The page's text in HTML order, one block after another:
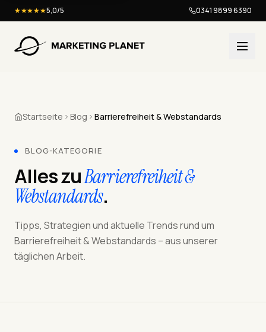
★★★★★5,0/5 0341 9899 6390
Startseite Blog Barrierefreiheit & Webstandards
BLOG-KATEGORIE
Alles zuBarrierefreiheit &
Webstandards.
Tipps, Strategien und aktuelle Trends rund um
Barrierefreiheit & Webstandards – aus unserer
täglichen Arbeit.